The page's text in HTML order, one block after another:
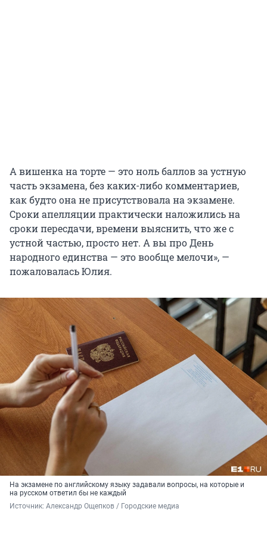
А вишенка на торте — это ноль баллов за устную
часть экзамена, без каких-либо комментариев,
как будто она не присутствовала на экзамене.
Сроки апелляции практически наложились на
сроки пересдачи, времени выяснить, что же с
устной частью, просто нет. А вы про День
народного единства — это вообще мелочи», —
пожаловалась Юлия.
На экзамене по английскому языку задавали вопросы, на которые и
на русском ответил бы не каждый
Источник: Александр Ощепков / Городские медиа